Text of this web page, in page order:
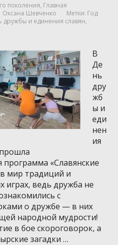
поколения, Главная
Оксана Шевченко Метки: Год
дружбы и единения славян,
В
Де
нь
дру
жб
ы и
еди
нен
ия
программа «Славянские
мир традиций и
играх, ведь дружба не
с
о дружбе — в них
народной мудрости!
в бое скороговорок, а
загадки …